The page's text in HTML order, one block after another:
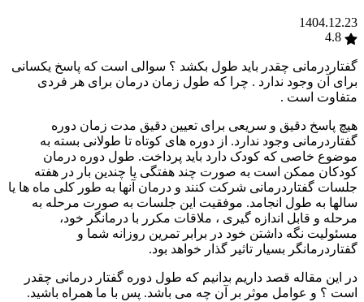
1404.12.23
4.8
گفتاردرمانی چقدر باید طول بکشد ؟ سوالی است که پاسخ یکسانی
برای آن وجود ندارد . چرا که طول زمان درمان برای هر فردی
متفاوت است .
هیچ پاسخ دقیق و سریعی برای تعیین دقیق مدت زمان دوره
گفتاردرمانی وجود ندارد. از دوره های کوتاه تا طولانی بسته به
موضوع خاصی که کودک دارد باید پرداخت. طول دوره درمان
کودکان ممکن است به صورت چند هفتگی یا چندین بار در هفته
جلسات گفتاردرمانی شرکت کنند و درمان آنها به طور کلی ماه ها یا
سالها به طول انجامد. موفقیت این جلسات به صورت مرحله به
مرحله و قابل اندازه گیری ، ملاقات مکرر با درمانگر خود،
مسئولیت نگه داشتن خود در برابر تمرین روزانه شما و
گفتاردرمانگر بسیار تاثیر گذار خواهد بود.
در این مقاله قصد داریم بدانیم که طول دوره گفتار درمانی چقدر
است ؟ و عوامل موثر بر آن چه می باشد. پس با ما همراه باشید.